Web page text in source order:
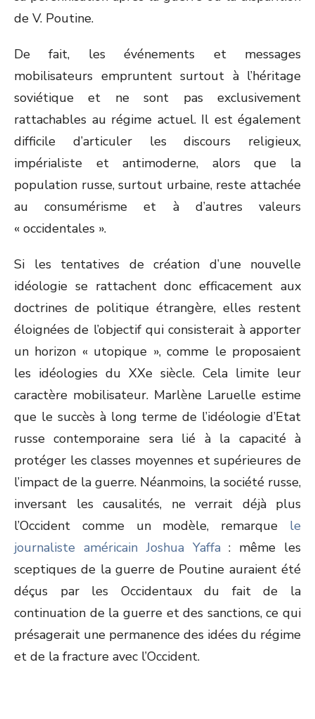
de V. Poutine.
De fait, les événements et messages
mobilisateurs empruntent surtout à l’héritage
soviétique et ne sont pas exclusivement
rattachables au régime actuel. Il est également
difficile d’articuler les discours religieux,
impérialiste et antimoderne, alors que la
population russe, surtout urbaine, reste attachée
au consumérisme et à d’autres valeurs
« occidentales ».
Si les tentatives de création d’une nouvelle
idéologie se rattachent donc efficacement aux
doctrines de politique étrangère, elles restent
éloignées de l’objectif qui consisterait à apporter
un horizon « utopique », comme le proposaient
les idéologies du XXe siècle. Cela limite leur
caractère mobilisateur. Marlène Laruelle estime
que le succès à long terme de l’idéologie d’Etat
russe contemporaine sera lié à la capacité à
protéger les classes moyennes et supérieures de
l’impact de la guerre. Néanmoins, la société russe,
inversant les causalités, ne verrait déjà plus
l’Occident comme un modèle, remarque le
journaliste américain Joshua Yaffa: même les
sceptiques de la guerre de Poutine auraient été
déçus par les Occidentaux du fait de la
continuation de la guerre et des sanctions, ce qui
présagerait une permanence des idées du régime
et de la fracture avec l’Occident.